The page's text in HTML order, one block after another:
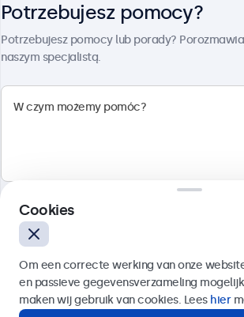
Polski
Potrzebujesz pomocy?
Potrzebujesz pomocy lub porady?
naszym specjalistą.
Wyślij
Lub zadzwoń pod numer:22 397
Cookies
Om een correcte werking van onze
en passieve gegevensverzameling
maken wij gebruik van cookies. Lees hier